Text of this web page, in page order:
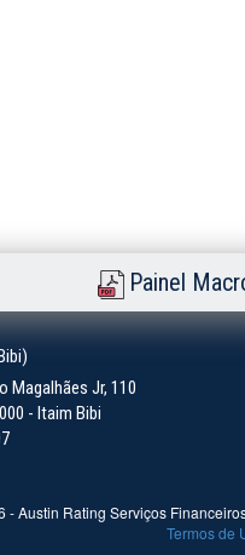
Painel
Magalhães Jr, 110
- Itaim Bibi
- Austin Rating Serviços
Termos de